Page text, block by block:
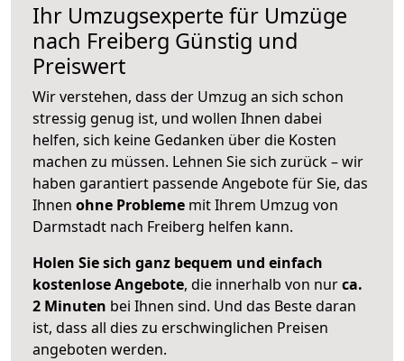
Ihr Umzugsexperte für Umzüge
nach Freiberg Günstig und
Preiswert
Wir verstehen, dass der Umzug an sich schon
stressig genug ist, und wollen Ihnen dabei
helfen, sich keine Gedanken über die Kosten
machen zu müssen. Lehnen Sie sich zurück – wir
haben garantiert passende Angebote für Sie, das
Ihnen ohne Probleme mit Ihrem Umzug von
Darmstadt nach Freiberg helfen kann.
Holen Sie sich ganz bequem und einfach
kostenlose Angebote, die innerhalb von nurca.
2 Minuten bei Ihnen sind. Und das Beste daran
ist, dass all dies zu erschwinglichen Preisen
angeboten werden.